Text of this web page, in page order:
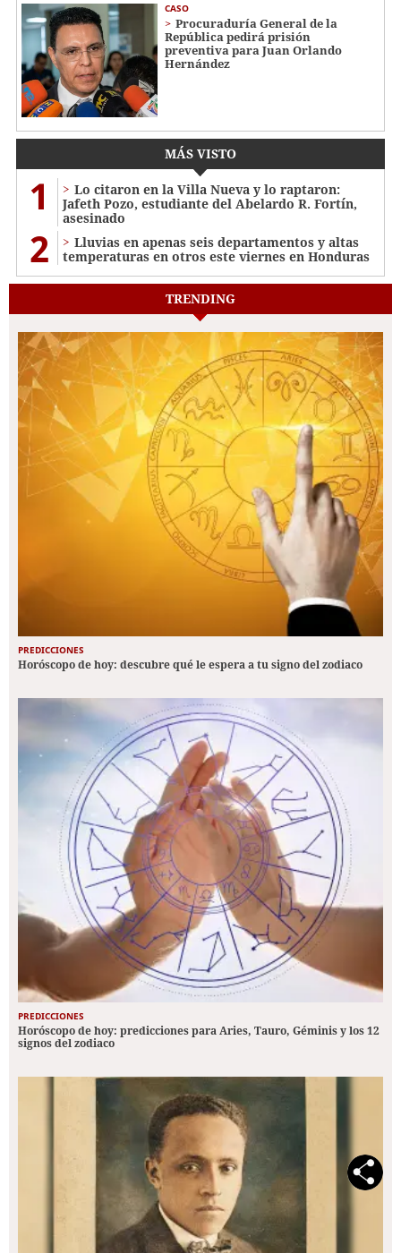
CASO
Procuraduría General de la
República pedirá prisión
preventiva para Juan Orlando
Hernández
MÁS VISTO
1
Lo citaron en la Villa Nueva y lo raptaron:
Jafeth Pozo, estudiante del Abelardo R. Fortín,
asesinado
2
Lluvias en apenas seis departamentos y altas
temperaturas en otros este viernes en Honduras
TRENDING
PREDICCIONES
Horóscopo de hoy: descubre qué le espera a tu signo del zodiaco
PREDICCIONES
Horóscopo de hoy: predicciones para Aries, Tauro, Géminis y los 12
signos del zodiaco